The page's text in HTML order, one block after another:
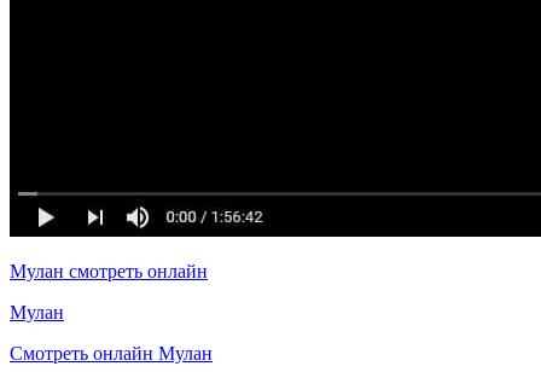
Мулан смотреть онлайн
Мулан
Смотреть онлайн Мулан